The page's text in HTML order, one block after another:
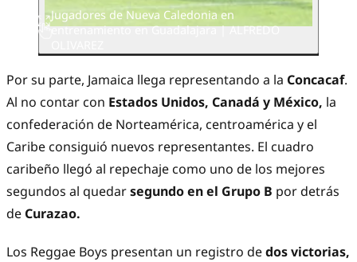
Jugadores de Nueva Caledonia en
entrenamiento en Guadalajara | ALFREDO
Por su parte, Jamaica llega representando a la Concacaf.
Al no contar con Estados Unidos, Canadá y México, la
confederación de Norteamérica, centroamérica y el
Caribe consiguió nuevos representantes. El cuadro
caribeño llegó al repechaje como uno de los mejores
segundos al quedarsegundo en el Grupo B por detrás
de Curazao.
Los Reggae Boys presentan un registro dedos victorias,